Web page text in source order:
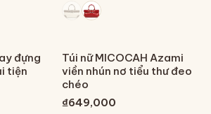
đựng
tiện
Túi nữ MICOCAH Azami
viền nhún nơ tiểu thư đeo
chéo
₫649,000